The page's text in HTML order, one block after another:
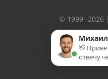
© 1999 -2026
Михаил
👋
отвечу